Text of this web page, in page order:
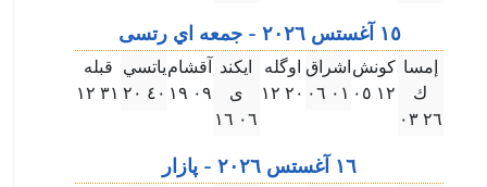
۱٥ آغستس ۲۰۲٦ - جمعه اي رتسى
إمسا
ك
۲٦ ۰۳
كونش
۱۲ ۰٥
اشراق
۰۱ ۰٦
اوگله
۲۰ ۱۲
ايكند
ى
۰٦ ۱٦
آقشام
۰٩ ۱٩
ياتسي
٤۰ ۲۰
قبله
۳۱ ۱۲
۱٦ آغستس ۲۰۲٦ - پازار